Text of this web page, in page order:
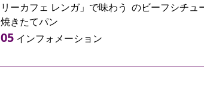
リーカフェ レンガ」で味わう
焼きたてパン
のビーフシチュ
インフォメーション